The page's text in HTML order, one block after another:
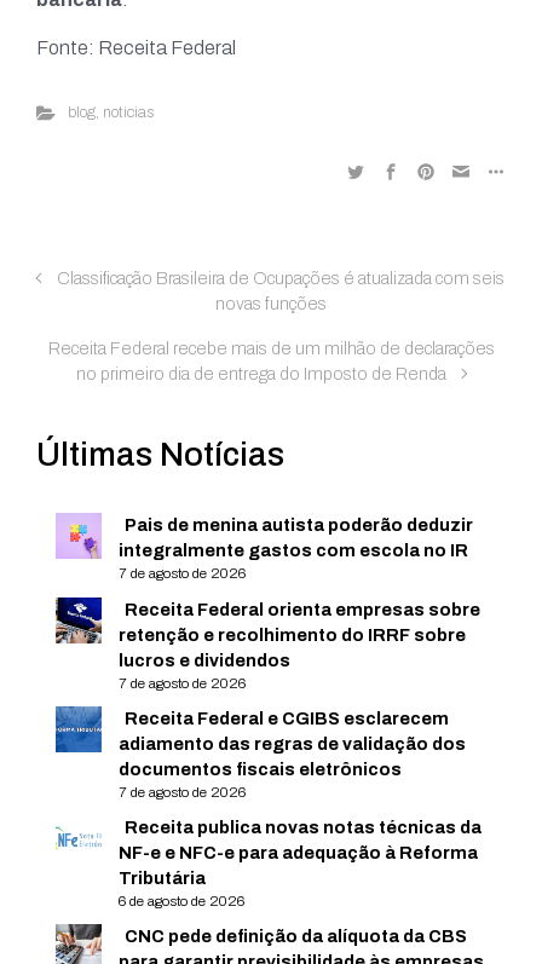
Fonte: Receita Federal
blog, noticias
Classificação Brasileira de Ocupações é atualizada com seis
novas funções
Receita Federal recebe mais de um milhão de declarações
no primeiro dia de entrega do Imposto de Renda
Últimas Notícias
Pais de menina autista poderão deduzir
integralmente gastos com escola no IR
7 de agosto de 2026
Receita Federal orienta empresas sobre
retenção e recolhimento do IRRF sobre
lucros e dividendos
7 de agosto de 2026
Receita Federal e CGIBS esclarecem
adiamento das regras de validação dos
documentos fiscais eletrônicos
7 de agosto de 2026
Receita publica novas notas técnicas da
NF-e e NFC-e para adequação à Reforma
Tributária
6 de agosto de 2026
CNC pede definição da alíquota da CBS